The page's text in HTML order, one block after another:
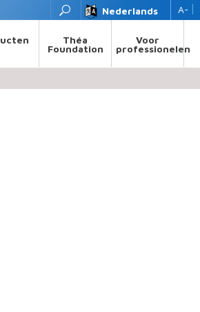
A-
Nederlands
Théa
Foundation
Voor
professionelen